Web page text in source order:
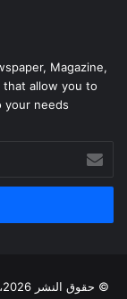
Magazine,
that allow you to
needs.
بريدك
الإلكتروني
© حقوق النشر 2026، جميع الحقوق محفوظة |